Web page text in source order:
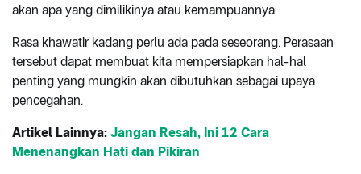
akan apa yang dimilikinya atau kemampuannya.
Rasa khawatir kadang perlu ada pada seseorang. Perasaan
tersebut dapat membuat kita mempersiapkan hal-hal
penting yang mungkin akan dibutuhkan sebagai upaya
pencegahan.
Artikel Lainnya: Jangan Resah, Ini 12 Cara
Menenangkan Hati dan Pikiran